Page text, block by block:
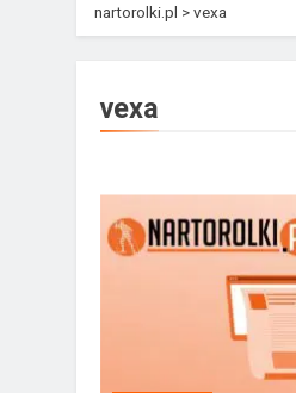
nartorolki.pl >vexa
vexa